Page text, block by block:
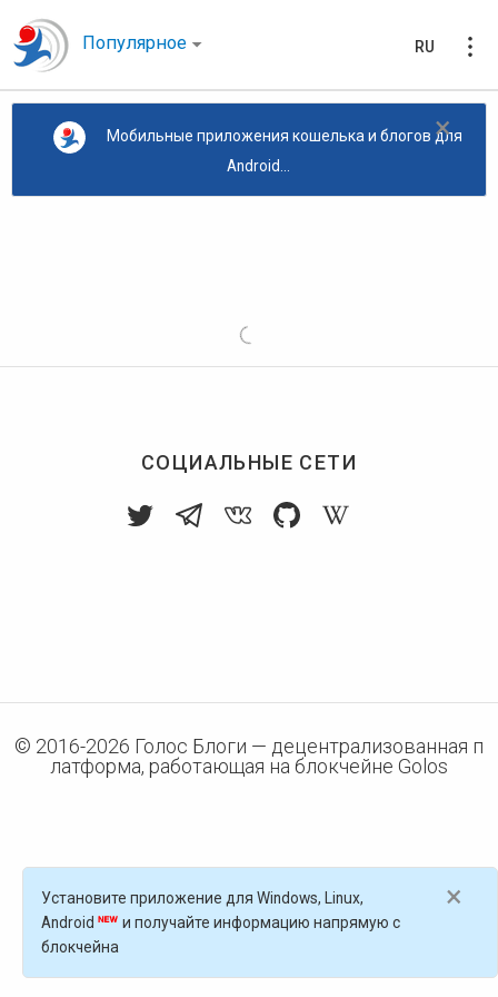
Популярное RU
×
Мобильные приложения кошелька и блогов для
Android...
СОЦИАЛЬНЫЕ СЕТИ
© 2016-2026 Голос Блоги — децентрализованная п
латформа, работающая на блокчейне Golos
×
Установите приложение для Windows, Linux,
Android
и получайте информацию напрямую с
блокчейна